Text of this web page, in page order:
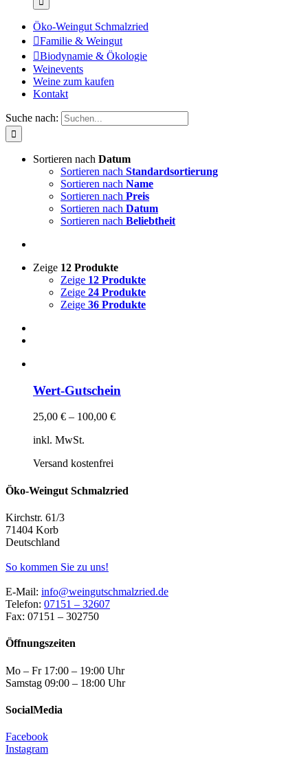
Öko-Weingut Schmalzried
Familie & Weingut
Biodynamie & Ökologie
Weinevents
Weine zum kaufen
Kontakt
Suche nach:
Sortieren nach Datum
Sortieren nach Standardsortierung
Sortieren nach Name
Sortieren nach Preis
Sortieren nach Datum
Sortieren nach Beliebtheit
Zeige 12 Produkte
Zeige 12 Produkte
Zeige 24 Produkte
Zeige 36 Produkte
Wert-Gutschein
25,00 € – 100,00 €
inkl. MwSt.
Versand kostenfrei
Öko-Weingut Schmalzried
Kirchstr. 61/3
71404 Korb
Deutschland
So kommen Sie zu uns!
E-Mail: info@weingutschmalzried.de
Telefon: 07151 – 32607
Fax: 07151 – 302750
Öffnungszeiten
Mo – Fr 17:00 – 19:00 Uhr
Samstag 09:00 – 18:00 Uhr
SocialMedia
Facebook
Instagram